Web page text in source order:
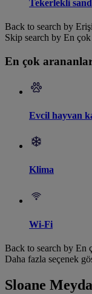
Tekerlekli
Back to search by
Skip search by En
En çok
Evcil hayvan
Klima
Wi-Fi
Back to search by En
Daha fazla seçenek
Sloane